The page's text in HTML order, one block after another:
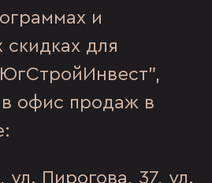
и
скидках для
офис продаж в
ул. Пирогова, 37, ул.